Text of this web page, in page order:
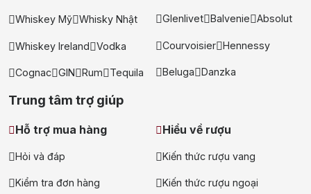
Whiskey Mỹ Whisky Nhật
Whiskey Ireland Vodka
Cognac GIN Rum Tequila
Glenlivet Balvenie Absolut
Courvoisier Hennessy
Beluga Danzka
Trung tâm trợ giúp
Hỗ trợ mua hàng
Hỏi và đáp
Kiểm tra đơn hàng
Hiểu về rượu
Kiến thức rượu vang
Kiến thức rượu ngoại